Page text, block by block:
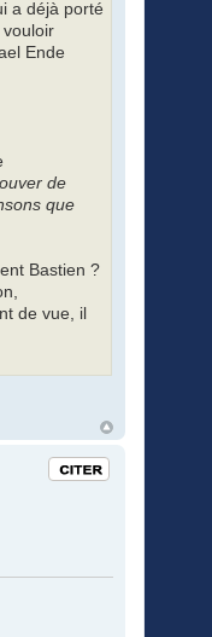
a déjà porté
Ende
de
que
Bastien ?
de vue, il
Citation